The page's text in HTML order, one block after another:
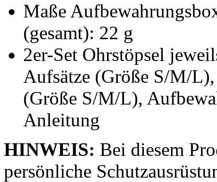
Maße
(gesamt): 22 g
2er-Set Ohrstöpsel
Aufsätze (Größe S/M/
(Größe S/M/L),
Anleitung
HINWEIS: Bei diesem
persönliche